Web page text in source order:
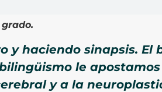
y haciendo sinapsis. El
le
y a la